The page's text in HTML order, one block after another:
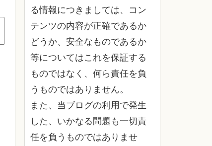
る情報につきましては、コン
テンツの内容が正確であるか
どうか、安全なものであるか
等についてはこれを保証する
ものではなく、何ら責任を負
うものではありません。
また、当ブログの利用で発生
した、いかなる問題も一切責
任を負うものではありませ